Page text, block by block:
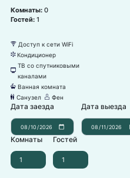
Комнаты: 0
Гостей: 1
뀄 Доступ к сети WiFi
뀸 Кондиционер
넎
ТВ со спутниковыми
каналами
넸 Ванная комната
댃 Санузел 덶 Фен
Дата заезда Дата выезда
Комнаты Гостей